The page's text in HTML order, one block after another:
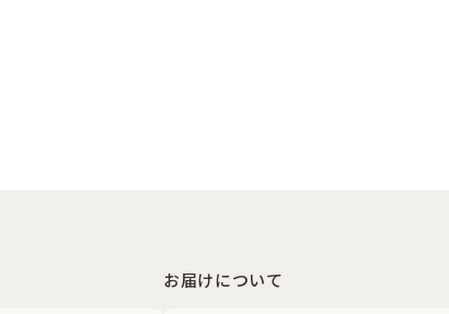
お届けについて